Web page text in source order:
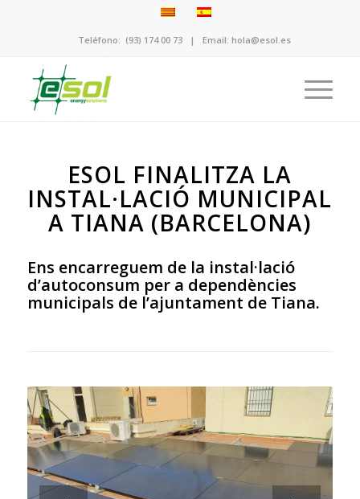
Teléfono: (93) 174 00 73 | Email:hola@esol.es
ESOL FINALITZA LA
INSTAL·LACIÓ MUNICIPAL
A TIANA (BARCELONA)
Ens encarreguem de la instal·lació
d’autoconsum per a dependències
municipals de l’ajuntament de Tiana.